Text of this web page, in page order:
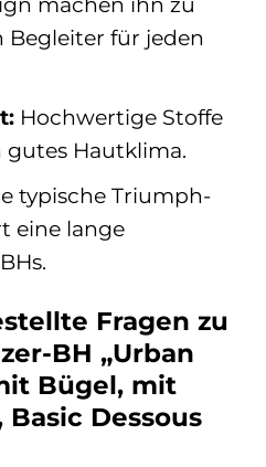
Begleiter für jeden
Hochwertige Stoffe
Hautklima.
typische Triumph-
eine lange
Fragen zu
BH „Urban
Bügel, mit
Dessous